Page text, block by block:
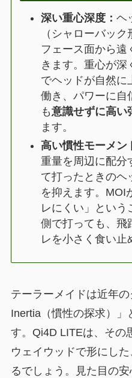
深い重心深度：ヘ
（シャローバッ
フェース面から遠
きます。重心が深
でヘッドが自然に
働き、パワーに自
も意識せずに高い
ます。
高い慣性モーメン
重量を周辺に配分
て打ったときのヘ
を抑えます。MOI
レにくい」という
側で打っても、飛
レを小さく食い止
テーラーメイドは近年
Inertia（慣性の探求）」
す。Qi4D LITEは、その
ウェイウッドで形にし
るでしょう。見た目の